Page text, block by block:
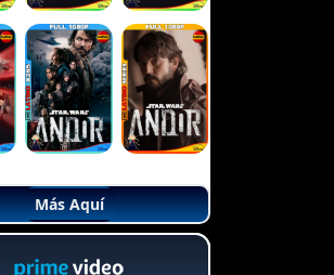
Más Aquí